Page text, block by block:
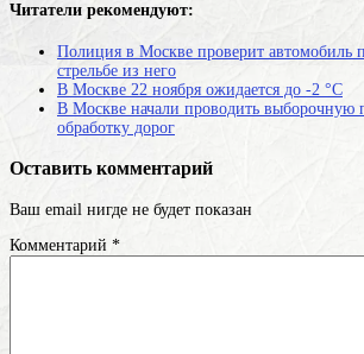
Читатели рекомендуют:
Полиция в Москве проверит автомобиль
стрельбе из него
В Москве 22 ноября ожидается до -2 °C
В Москве начали проводить выборочную
обработку дорог
Оставить комментарий
Ваш email нигде не будет показан
Комментарий *